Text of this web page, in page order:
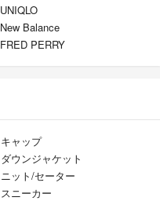
UNIQLO
New Balance
FRED PERRY
キャップ
ダウンジャケット
ニット/セーター
スニーカー